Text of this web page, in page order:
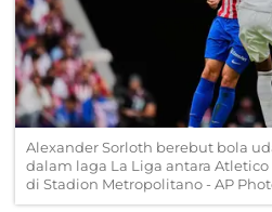
Alexander Sorloth berebut bola
dalam laga La Liga antara
di Stadion Metropolitano - AP